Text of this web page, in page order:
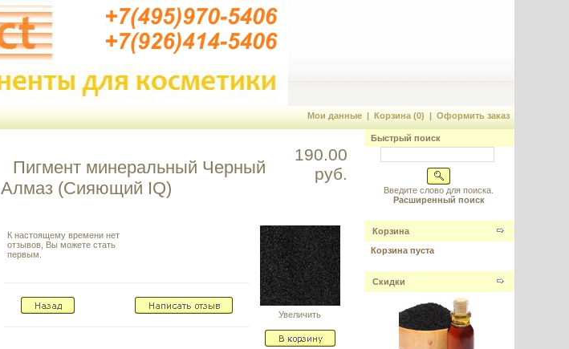
Мои данные| Корзина (0) | Оформить заказ
Пигмент минеральный Черный
Алмаз (Сияющий IQ)
190.00
руб.
К настоящему времени нет
отзывов, Вы можете стать
первым.
Увеличить
Быстрый поиск
Введите слово для поиска.
Расширенный поиск
Корзина
Корзина пуста
Скидки